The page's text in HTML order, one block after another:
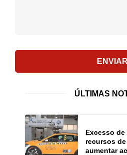
ENVIAR
ÚLTIMAS
Excesso
recursos
aumentar